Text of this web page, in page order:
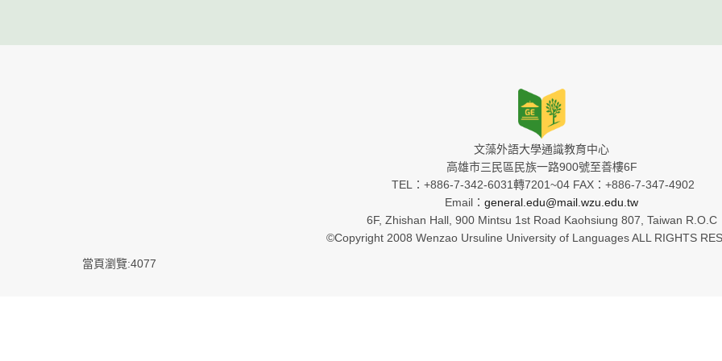
文藻外語大學通識教育中心
高雄市三民區民族一路900號至善樓6F
TEL：+886-7-342-6031轉7201~04 FAX：+886-7-347-4902
Email： general.edu@mail.wzu.edu.tw
6F, Zhishan Hall, 900 Mintsu 1st Road Kaohsiung 807, Taiwan R.O.C
©Copyright 2008 Wenzao Ursuline University of Languages ALL RIGHTS
當頁瀏覽:4077